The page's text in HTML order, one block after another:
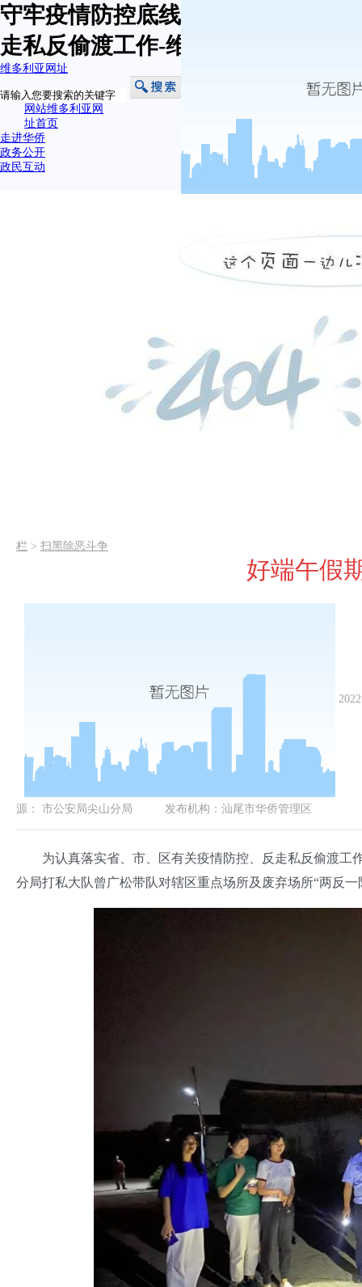
守牢疫情防控底线 抓好端午假期反
走私反偷渡工作-维多利亚网址
维多利亚网址
网站维多利亚网
址首页
走进华侨
政务公开
政民互动
栏 > 扫黑除恶斗争
好端午假
源： 市公安局尖山分局 发布机构： 汕尾市华侨管理区
为认真落实省、市、区有关疫情防控、反走私反偷渡工
分局打私大队曾广松带队对辖区重点场所及废弃场所“两反